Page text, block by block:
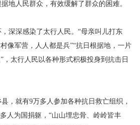
地人民群众，有效缓解了群众的困难。
深感染了太行人民。“母亲叫儿打东
像军营，人人都是兵”“抗日根据地，一片
，太行人民以各种形式积极投身到抗击日
就有9万多人参加各种抗日救亡组织，
人为国捐躯，“山山埋忠骨、岭岭皆丰